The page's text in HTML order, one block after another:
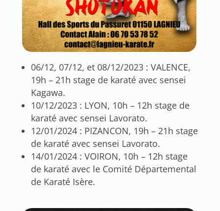
06/12, 07/12, et 08/12/2023 : VALENCE,
19h – 21h stage de karaté avec sensei
Kagawa.
10/12/2023 : LYON, 10h – 12h stage de
karaté avec sensei Lavorato.
12/01/2024 : PIZANCON, 19h – 21h stage
de karaté avec sensei Lavorato.
14/01/2024 : VOIRON, 10h – 12h stage
de karaté avec le Comité Départemental
de Karaté Isère.